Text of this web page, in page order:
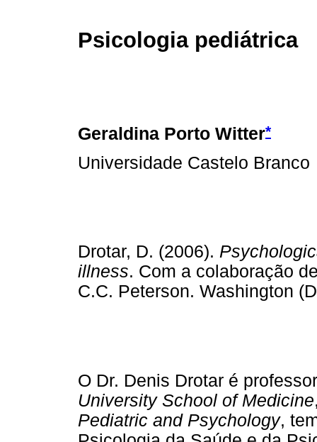
Psicologia pediátrica
Geraldina Porto Witter*
Universidade Castelo Branco
Drotar, D. (2006).
illness. Com a colaboração
C.C. Peterson. Washington
O Dr. Denis Drotar é
University School of Medicine
Pediatric and Psychology,